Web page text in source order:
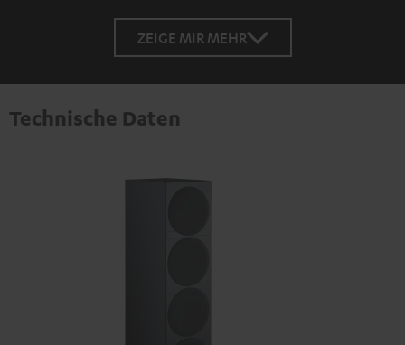
ZEIGE MIR MEHR
Technische Daten